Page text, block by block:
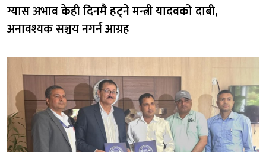
ग्यास अभाव केही दिनमै हट्ने मन्त्री यादवको दाबी,
अनावश्यक सञ्चय नगर्न आग्रह